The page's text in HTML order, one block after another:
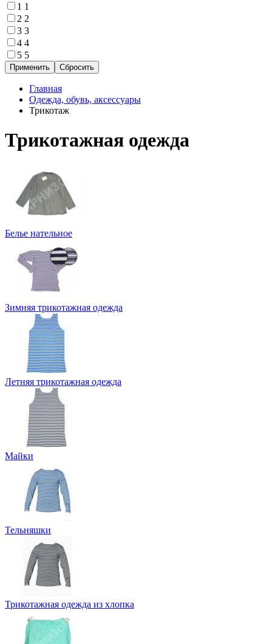
1 1
2 2
3 3
4 4
5 5
Главная
Одежда, обувь, аксессуары
Трикотаж
Трикотажная одежда
Белье нательное
Зимняя трикотажная одежда
Летняя трикотажная одежда
Майки
Тельняшки
Трикотажная одежда из хлопка